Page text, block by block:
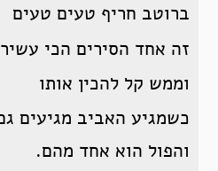
ברוטב חריף טעים טעים
זה אחד הסירים הכי
וממש קל להכין אותו
כשמגיע האביב מגיעים
והפול הוא אחד מהם.